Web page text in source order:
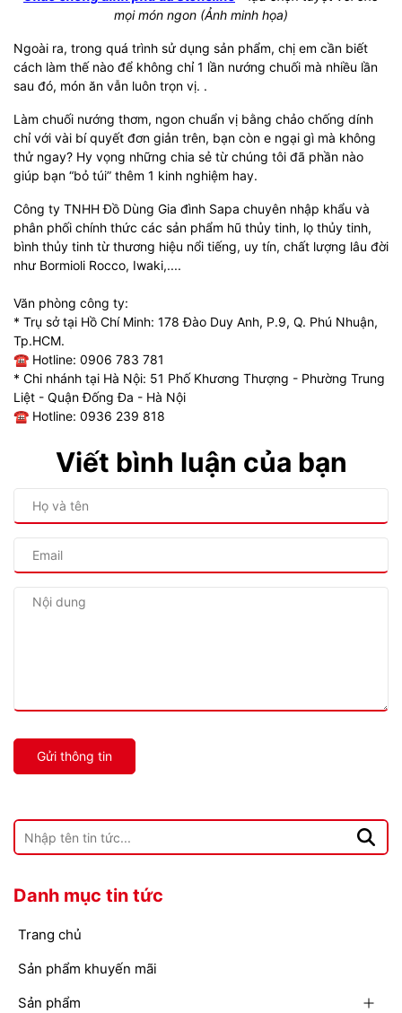
mọi món ngon (Ảnh minh họa)
Ngoài ra, trong quá trình sử dụng sản phẩm, chị em cần biết
cách làm thế nào để không chỉ 1 lần nướng chuối mà nhiều lần
sau đó, món ăn vẫn luôn trọn vị. .
Làm chuối nướng thơm, ngon chuẩn vị bằng chảo chống dính
chỉ với vài bí quyết đơn giản trên, bạn còn e ngại gì mà không
thử ngay? Hy vọng những chia sẻ từ chúng tôi đã phần nào
giúp bạn “bỏ túi” thêm 1 kinh nghiệm hay.
Công ty TNHH Đồ Dùng Gia đình Sapa chuyên nhập khẩu và
phân phối chính thức các sản phẩm hũ thủy tinh, lọ thủy tinh,
bình thủy tinh từ thương hiệu nổi tiếng, uy tín, chất lượng lâu đời
như Bormioli Rocco, Iwaki,....
Văn phòng công ty:
* Trụ sở tại Hồ Chí Minh: 178 Đào Duy Anh, P.9, Q. Phú Nhuận,
Tp.HCM.
☎ Hotline: 0906 783 781
* Chi nhánh tại Hà Nội: 51 Phố Khương Thượng - Phường Trung
Liệt - Quận Đống Đa - Hà Nội
☎ Hotline: 0936 239 818
Viết bình luận của bạn
Gửi thông tin
Danh mục tin tức
Trang chủ
Sản phẩm khuyến mãi
Sản phẩm